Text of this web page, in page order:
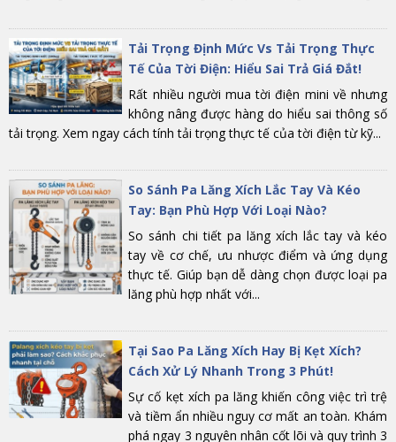
Tải Trọng Định Mức Vs Tải Trọng Thực
Tế Của Tời Điện: Hiểu Sai Trả Giá Đắt!
Rất nhiều người mua tời điện mini về nhưng
không nâng được hàng do hiểu sai thông số
tải trọng. Xem ngay cách tính tải trọng thực tế của tời điện từ kỹ...
So Sánh Pa Lăng Xích Lắc Tay Và Kéo
Tay: Bạn Phù Hợp Với Loại Nào?
So sánh chi tiết pa lăng xích lắc tay và kéo
tay về cơ chế, ưu nhược điểm và ứng dụng
thực tế. Giúp bạn dễ dàng chọn được loại pa
lăng phù hợp nhất với...
Tại Sao Pa Lăng Xích Hay Bị Kẹt Xích?
Cách Xử Lý Nhanh Trong 3 Phút!
Sự cố kẹt xích pa lăng khiến công việc trì trệ
và tiềm ẩn nhiều nguy cơ mất an toàn. Khám
phá ngay 3 nguyên nhân cốt lõi và quy trình 3